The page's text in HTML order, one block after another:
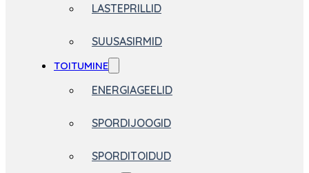
LASTEPRILLID
SUUSASIRMID
TOITUMINE
ENERGIAGEELID
SPORDIJOOGID
SPORDITOIDUD